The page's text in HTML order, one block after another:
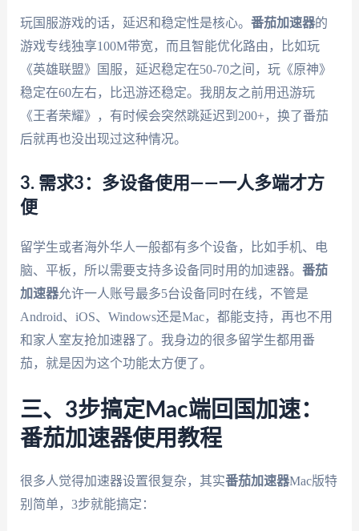
玩国服游戏的话，延迟和稳定性是核心。 番茄加速器的
游戏专线独享100M带宽，而且智能优化路由，比如玩
《英雄联盟》国服，延迟稳定在50-70之间，玩《原神》
稳定在60左右，比迅游还稳定。我朋友之前用迅游玩
《王者荣耀》，有时候会突然跳延迟到200+，换了番茄
后就再也没出现过这种情况。
3. 需求3：多设备使用——一人多端才方
便
留学生或者海外华人一般都有多个设备，比如手机、电
脑、平板，所以需要支持多设备同时用的加速器。 番茄
加速器允许一人账号最多5台设备同时在线，不管是
Android、iOS、Windows还是Mac，都能支持，再也不用
和家人室友抢加速器了。我身边的很多留学生都用番
茄，就是因为这个功能太方便了。
三、3步搞定Mac端回国加速：
番茄加速器使用教程
很多人觉得加速器设置很复杂，其实番茄加速器Mac版特
别简单，3步就能搞定：